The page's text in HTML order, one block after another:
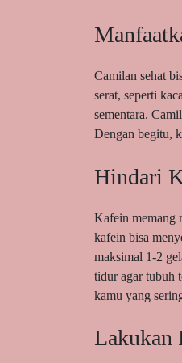
Camilan sehat
serat, seperti
sementara.
Dengan begitu,
Hindari
Kafein memang
kafein bisa
maksimal 1-2
tidur agar tubuh
kamu yang
Lakukan